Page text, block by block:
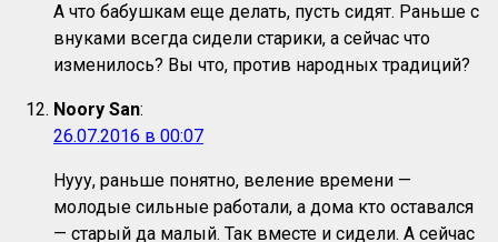
А что бабушкам еще делать, пусть сидят. Раньше с
внуками всегда сидели старики, а сейчас что
изменилось? Вы что, против народных традиций?
Noory San:
26.07.2016 в 00:07
Нууу, раньше понятно, веление времени —
молодые сильные работали, а дома кто оставался
— старый да малый. Так вместе и сидели. А сейчас